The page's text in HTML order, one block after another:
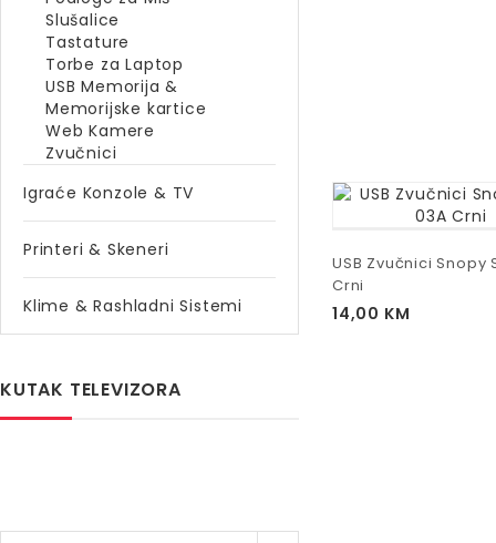
Slušalice
Tastature
Torbe za Laptop
USB Memorija &
Memorijske kartice
Web Kamere
Zvučnici
Igraće Konzole & TV
Printeri & Skeneri
Klime & Rashladni Sistemi
USB Zvučnici Snopy
Crni
14,00 KM
KUTAK TELEVIZORA